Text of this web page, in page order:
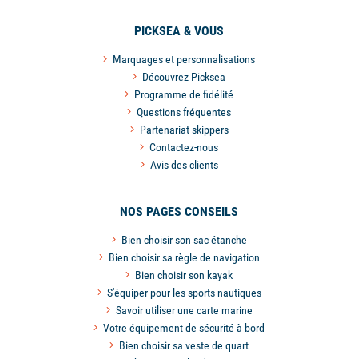
PICKSEA & VOUS
Marquages et personnalisations
Découvrez Picksea
Programme de fidélité
Questions fréquentes
Partenariat skippers
Contactez-nous
Avis des clients
NOS PAGES CONSEILS
Bien choisir son sac étanche
Bien choisir sa règle de navigation
Bien choisir son kayak
S'équiper pour les sports nautiques
Savoir utiliser une carte marine
Votre équipement de sécurité à bord
Bien choisir sa veste de quart